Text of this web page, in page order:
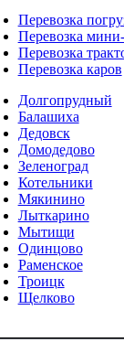
Перевозка
Перевозка
Перевозка
Перевозка каров
Долгопрудный
Балашиха
Дедовск
Домодедово
Зеленоград
Котельники
Мякинино
Лыткарино
Мытищи
Одинцово
Раменское
Троицк
Щелково